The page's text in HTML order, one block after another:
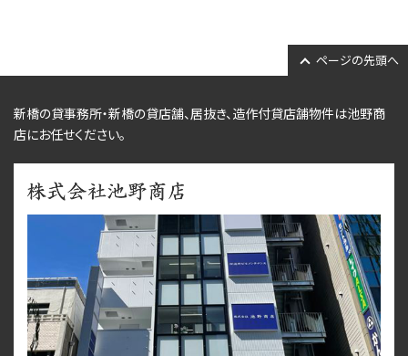
ページの先頭へ
新橋の貸事務所・新橋の貸店舗、居抜き、造作付貸店舗物件は池野商
店にお任せください。